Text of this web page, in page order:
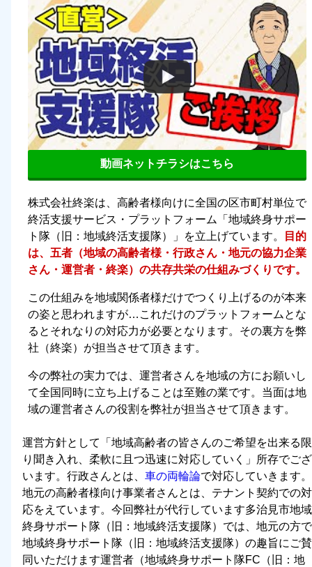
動画ネットチラシはこちら
株式会社終楽は、高齢者様向けに全国の区市町村単位で
終活支援サービス・プラットフォーム「地域終身サポー
ト隊（旧：地域終活支援隊）」を立上げています。
目的
は、五者（地域の高齢者様・行政さん・地元の協力企業
さん・運営者・終楽）の共存共栄の仕組みづくりです。
この仕組みを地域関係者様だけでつくり上げるのが本来
の姿と思われますが…これだけのプラットフォームとな
るとそれなりの対応力が必要となります。その裏方を弊
社（終楽）が担当させて頂きます。
今の弊社の実力では、運営者さんを地域の方にお願いし
て全国同時に立ち上げることは至難の業です。当面は地
域の運営者さんの役割を弊社が担当させて頂きます。
運営方針として「 地域高齢者の皆さんのご希望を出来る限
り聞き入れ、柔軟に且つ迅速に対応していく
」所存でござ
います。行政さんとは、 車の両輪論で対応していきます。
地元の高齢者様向け事業者さんとは、テナント契約での対
応をえています。今回弊社が代行しています多治見市地域
終身サポート隊（旧：地域終活支援隊）では、地元の方で
地域終身サポート隊（旧：地域終活支援隊）の趣旨にご賛
同いただけます運営者（地域終身サポート隊FC（旧：地